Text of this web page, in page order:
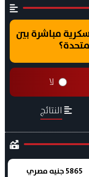
مباشرة بين
لا
النتائج
5865 جنيه مصري